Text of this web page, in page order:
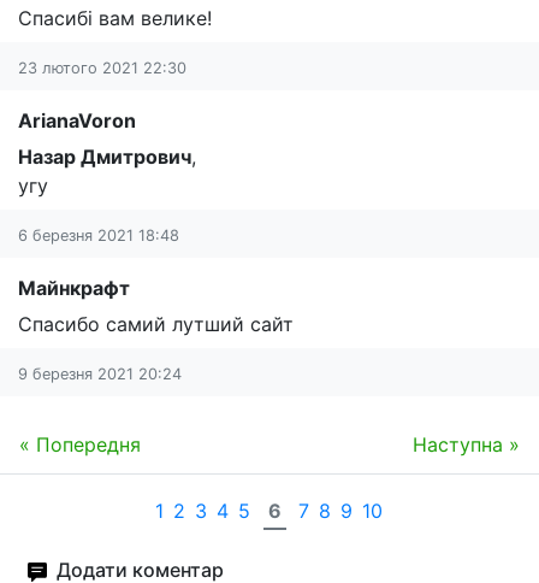
Спасибі вам велике!
23 лютого 2021 22:30
ArianaVoron
Назар Дмитрович,
угу
6 березня 2021 18:48
Майнкрафт
Спасибо самий лутший сайт
9 березня 2021 20:24
« Попередня Наступна »
1 2 3 4 5 6 7 8 9 10
Додати коментар